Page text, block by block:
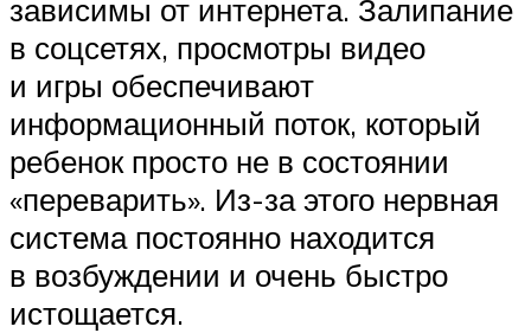
зависимы от интернета. Залипание
в соцсетях, просмотры видео
и игры обеспечивают
информационный поток, который
ребенок просто не в состоянии
«переварить». Из-за этого нервная
система постоянно находится
в возбуждении и очень быстро
истощается.